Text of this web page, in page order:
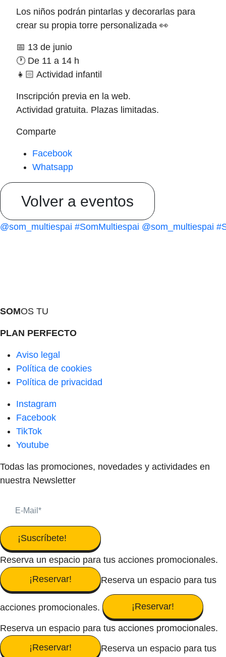
Los niños podrán pintarlas y decorarlas para
crear su propia torre personalizada 👀
📅 13 de junio
🕐 De 11 a 14 h
👧🏻 Actividad infantil
Inscripción previa en la web.
Actividad gratuita. Plazas limitadas.
Comparte
Facebook
Whatsapp
Volver a eventos
@som_multiespai #SomMultiespai @som_multiespai
SOMOS TU
PLAN PERFECTO
Aviso legal
Política de cookies
Política de privacidad
Instagram
Facebook
TikTok
Youtube
Todas las promociones, novedades y actividades en
nuestra Newsletter
¡Suscríbete!
Reserva un espacio para tus acciones promocionales.
¡Reservar!
Reserva un espacio para tus
acciones promocionales. ¡Reservar!
Reserva un espacio para tus acciones promocionales.
¡Reservar!
Reserva un espacio para tus